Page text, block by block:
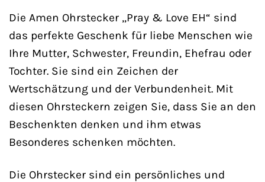
Die Amen Ohrstecker „Pray & Love EH“ sind
das perfekte Geschenk für liebe Menschen wie
Ihre Mutter, Schwester, Freundin, Ehefrau oder
Tochter. Sie sind ein Zeichen der
Wertschätzung und der Verbundenheit. Mit
diesen Ohrsteckern zeigen Sie, dass Sie an den
Beschenkten denken und ihm etwas
Besonderes schenken möchten.
Die Ohrstecker sind ein persönliches und